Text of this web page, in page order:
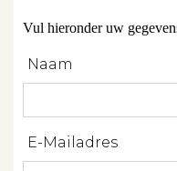
Diensten
Verkopen
Verhuren
Beleggen
Vul hieronder uw
Naam
E-Mailadres